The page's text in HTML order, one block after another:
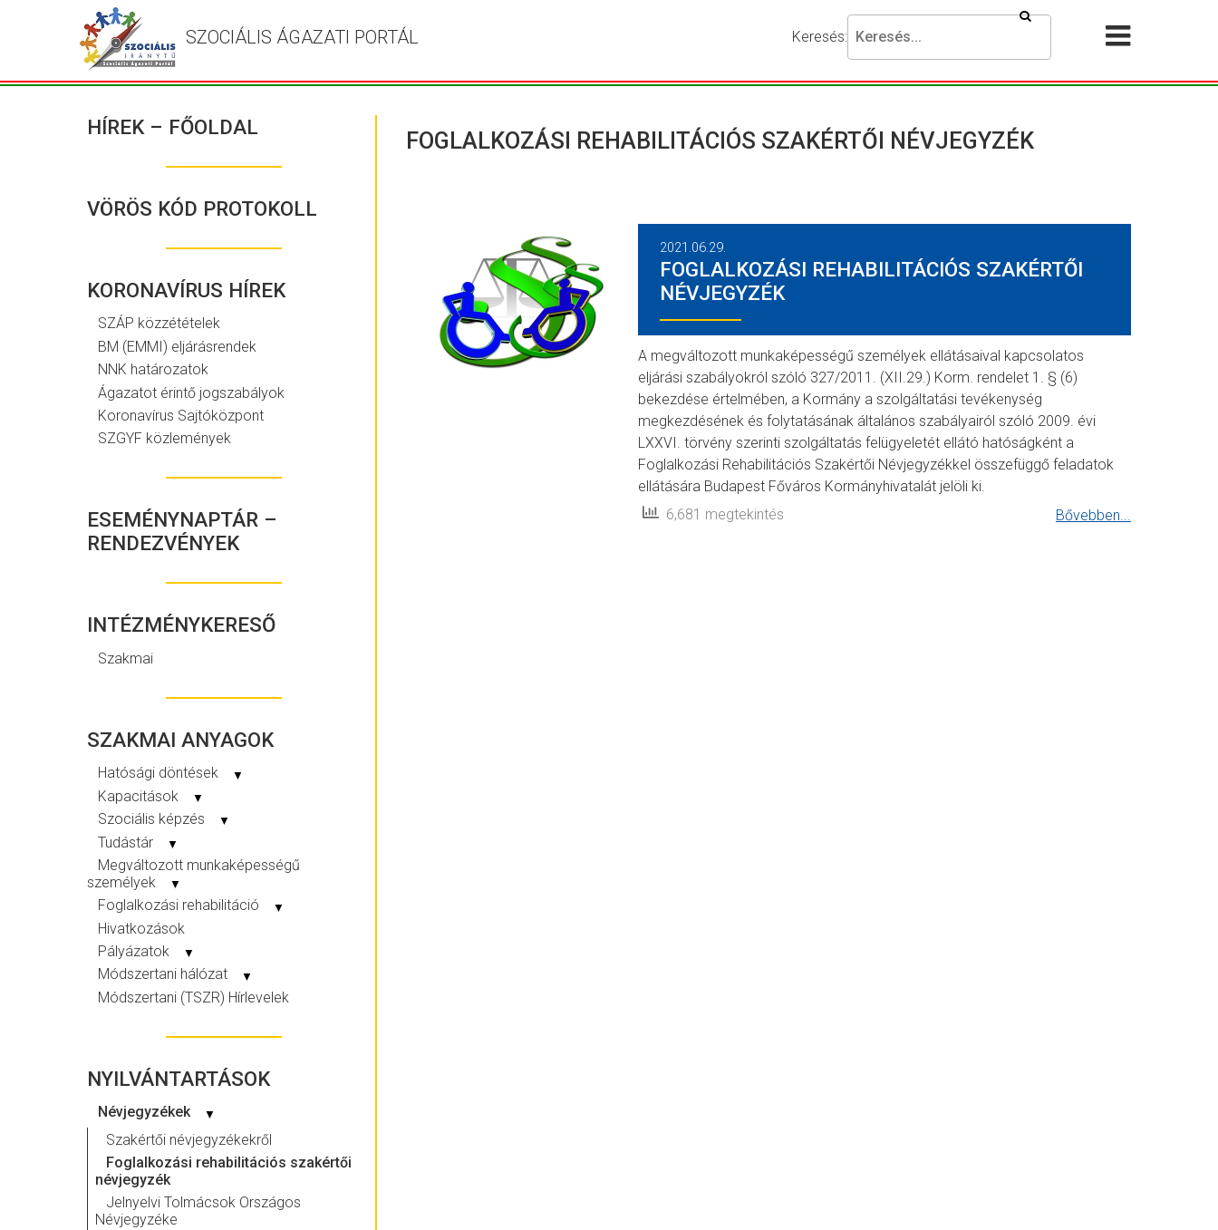
SZOCIÁLIS ÁGAZATI PORTÁL Keresés:
Írja
a
kívánt
kifejezést,
meg
keresés
Keresés
Akadálymentesítési
Menü
HÍREK – FŐOLDAL
VÖRÖS KÓD PROTOKOLL
KORONAVÍRUS HÍREK
SZÁP közzétételek
BM (EMMI) eljárásrendek
NNK határozatok
Ágazatot érintő jogszabályok
Koronavírus Sajtóközpont
SZGYF közlemények
ESEMÉNYNAPTÁR –
RENDEZVÉNYEK
INTÉZMÉNYKERESŐ
Szakmai
SZAKMAI ANYAGOK
Hatósági döntések ▼
Kapacitások ▼
Szociális képzés ▼
Tudástár ▼
Megváltozott munkaképességű
személyek
▼
Foglalkozási rehabilitáció ▼
Hivatkozások
Pályázatok
▼
Módszertani hálózat ▼
Módszertani (TSZR) Hírlevelek
NYILVÁNTARTÁSOK
Névjegyzékek ▼
Szakértői névjegyzékekről
Foglalkozási rehabilitációs szakértői
névjegyzék
Jelnyelvi Tolmácsok Országos
Névjegyzéke
FOGLALKOZÁSI REHABILITÁCIÓS SZAKÉRTŐI NÉVJEGYZÉK
2021.06.29.
FOGLALKOZÁSI REHABILITÁCIÓS SZAKÉRTŐI
NÉVJEGYZÉK
A megváltozott munkaképességű személyek ellátásaival kapcsolatos
eljárási szabályokról szóló 327/2011. (XII.29.) Korm. rendelet 1. § (6)
bekezdése értelmében, a Kormány a szolgáltatási tevékenység
megkezdésének és folytatásának általános szabályairól szóló 2009. évi
LXXVI. törvény szerinti szolgáltatás felügyeletét ellátó hatóságként a
Foglalkozási Rehabilitációs Szakértői Névjegyzékkel összefüggő feladatok
ellátására Budapest Főváros Kormányhivatalát jelöli ki.
6,681 megtekintés
Bővebben...